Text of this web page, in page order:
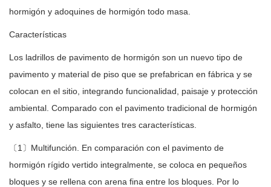
hormigón y adoquines de hormigón todo masa.
Características
Los ladrillos de pavimento de hormigón son un nuevo tipo de
pavimento y material de piso que se prefabrican en fábrica y se
colocan en el sitio, integrando funcionalidad, paisaje y protección
ambiental. Comparado con el pavimento tradicional de hormigón
y asfalto, tiene las siguientes tres características.
〔1〕Multifunción. En comparación con el pavimento de
hormigón rígido vertido integralmente, se coloca en pequeños
bloques y se rellena con arena fina entre los bloques. Por lo